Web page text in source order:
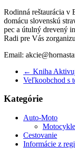
Rodinná reštaurácia v
domácu slovenskú
pec a útulný drevený
Radi pre Vás
Email:
← Kniha
Veľkoobchod s
Kategórie
Auto-Moto
Motocykle
Cestovanie
Informácie z